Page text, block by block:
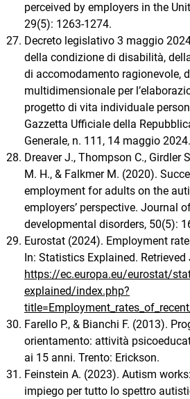
perceived by employers in the
29(5): 1263-1274.
Decreto legislativo 3 maggio
della condizione di disabilità,
di accomodamento ragionevole,
multidimensionale per
progetto di vita individuale
Gazzetta Ufficiale della
Generale, n. 111, 14 maggio 2024.
Dreaver J., Thompson C., Girdler
M. H., & Falkmer M. (2020).
employment for adults on the
employers’ perspective. Journal
developmental disorders, 50(5):
Eurostat (2024). Employment
In: Statistics Explained.
https://ec.europa.eu/eurostat/
explained/index.php?
Farello P., & Bianchi F. (2013).
orientamento: attività
ai 15 anni. Trento: Erickson.
Feinstein A. (2023). Autism
impiego per tutto lo spettro